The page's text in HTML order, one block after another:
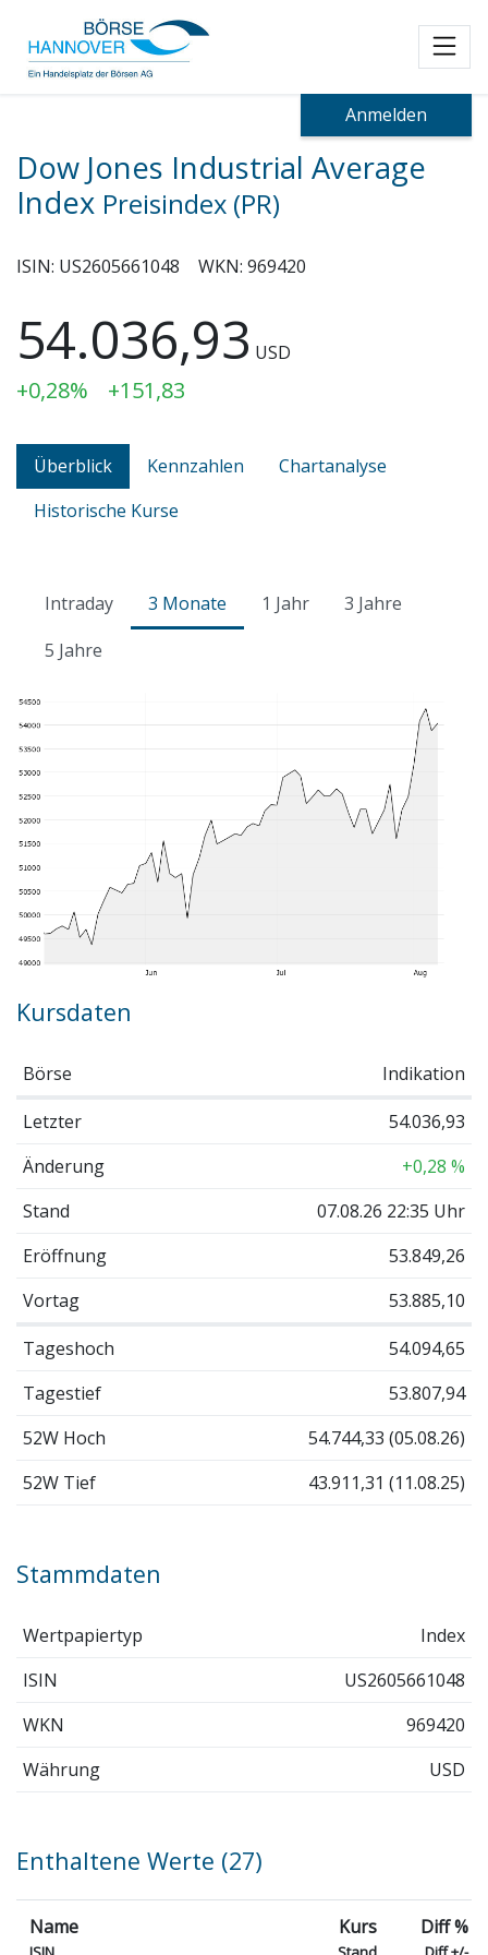
Anmelden
Dow Jones Industrial Average
Index Preisindex (PR)
ISIN: US2605661048 WKN: 969420
54.036,93 USD
+0,28% +151,83
Überblick Kennzahlen
Chartanalyse
Historische Kurse
Intraday 3 Monate 1 Jahr
3 Jahre
5 Jahre
Kursdaten
Börse
Indikation
Letzter
54.036,93
Änderung
+0,28 %
Stand
07.08.26 22:35 Uhr
Eröffnung
53.849,26
Vortag
53.885,10
Tageshoch
54.094,65
Tagestief
53.807,94
52W Hoch
54.744,33 (05.08.26)
52W Tief
43.911,31 (11.08.25)
Stammdaten
Wertpapiertyp
Index
ISIN
US2605661048
WKN
969420
Währung
USD
Enthaltene Werte (27)
Name Kurs Diff %